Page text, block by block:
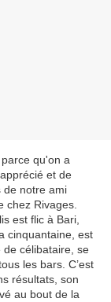
qu'on a
et de
de notre ami
chez Rivages.
est flic à Bari,
cinquantaine, est
de célibataire, se
les bars. C’est
résultats, son
au bout de la